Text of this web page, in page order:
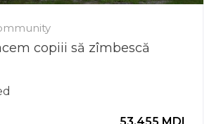
copiii să zîmbescă